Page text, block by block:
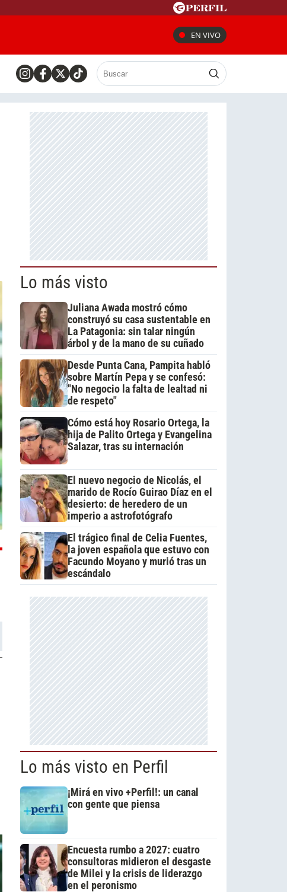
EN VIVO
Lo más visto
Juliana Awada mostró cómo
construyó su casa sustentable en
La Patagonia: sin talar ningún
árbol y de la mano de su cuñado
Desde Punta Cana, Pampita habló
sobre Martín Pepa y se confesó:
"No negocio la falta de lealtad ni
de respeto"
Cómo está hoy Rosario Ortega, la
hija de Palito Ortega y Evangelina
Salazar, tras su internación
El nuevo negocio de Nicolás, el
marido de Rocío Guirao Díaz en el
desierto: de heredero de un
imperio a astrofotógrafo
El trágico final de Celia Fuentes,
la joven española que estuvo con
Facundo Moyano y murió tras un
escándalo
Lo más visto en Perfil
¡Mirá en vivo +Perfil!: un canal
con gente que piensa
Encuesta rumbo a 2027: cuatro
consultoras midieron el desgaste
de Milei y la crisis de liderazgo
en el peronismo